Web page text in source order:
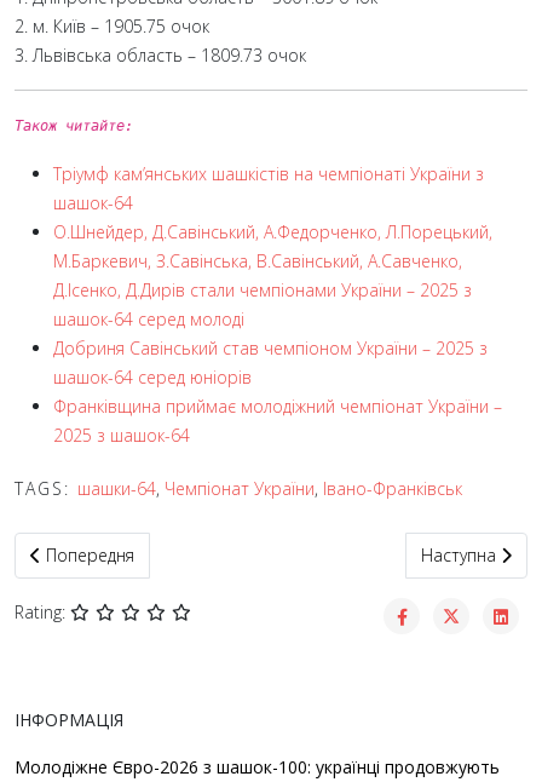
2. м. Київ – 1905.75 очок
3. Львівська область – 1809.73 очок
Також читайте:
Тріумф кам’янських шашкістів на чемпіонаті України з
шашок-64
О.Шнейдер, Д.Савінський, А.Федорченко, Л.Порецький,
М.Баркевич, З.Савінська, В.Савінський, А.Савченко,
Д.Ісенко, Д.Дирів стали чемпіонами України – 2025 з
шашок-64 серед молоді
Добриня Савінський став чемпіоном України – 2025 з
шашок-64 серед юніорів
Франківщина приймає молодіжний чемпіонат України –
2025 з шашок-64
TAGS: шашки-64, Чемпіонат України, Івано-Франківськ
Попередня стаття: О.Опанасюк, О.Коваль, Є.Бабій,
Попередня Наступна
Наступна
Rating:
ІНФОРМАЦІЯ
Молодіжне Євро-2026 з шашок-100: українці продовжують